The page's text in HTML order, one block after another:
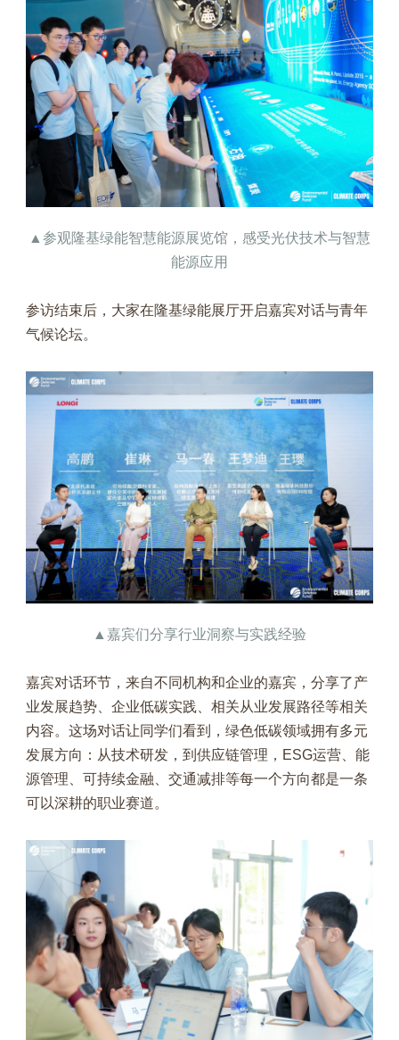
▲参观隆基绿能智慧能源展览馆，感受光伏技术与智慧
能源应用
参访结束后，大家在隆基绿能展厅开启嘉宾对话与青年
气候论坛。
▲嘉宾们分享行业洞察与实践经验
嘉宾对话环节，来自不同机构和企业的嘉宾，分享了产
业发展趋势、企业低碳实践、相关从业发展路径等相关
内容。这场对话让同学们看到，绿色低碳领域拥有多元
发展方向：从技术研发，到供应链管理，ESG运营、能
源管理、可持续金融、交通减排等每一个方向都是一条
可以深耕的职业赛道。